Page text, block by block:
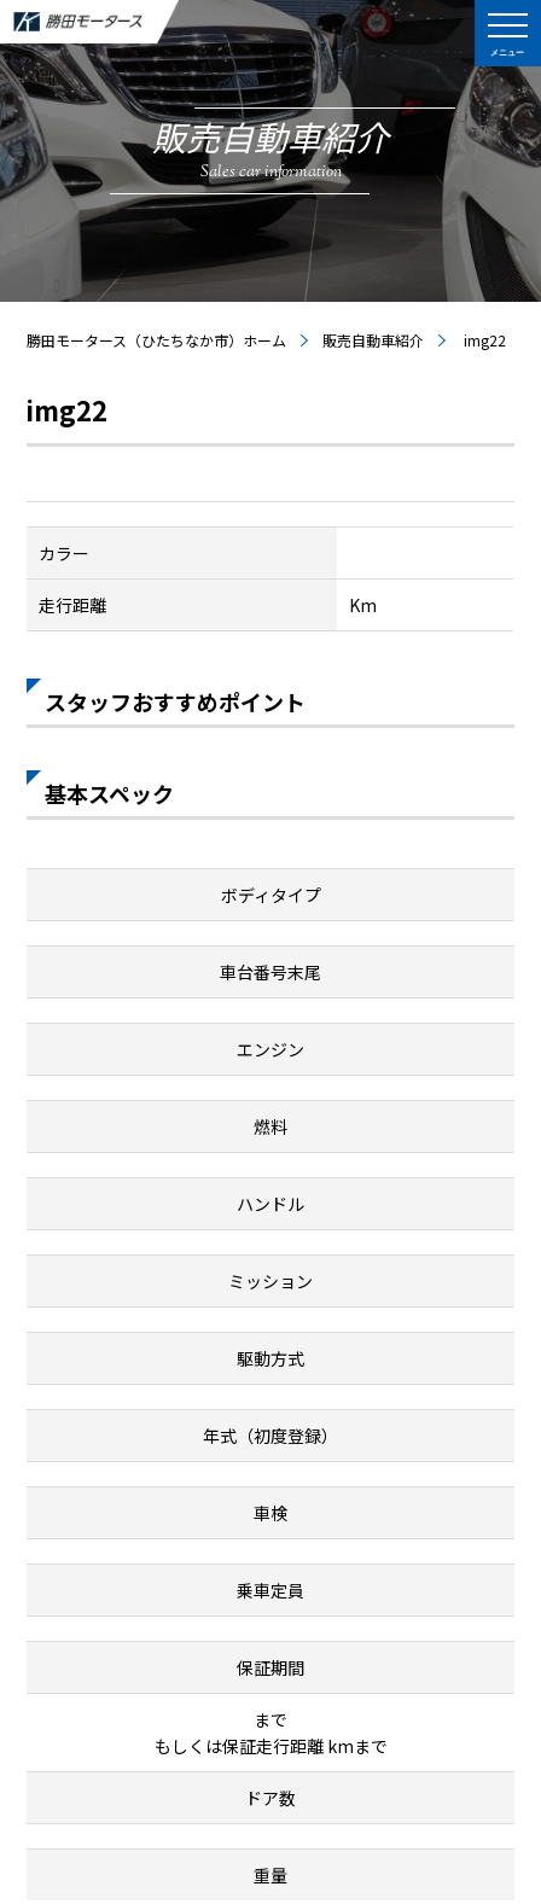
メニュー
販売自動車紹介
Sales car information
勝田モータース（ひたちなか市）ホーム 販売自動車紹介 img22
img22
カラー
走行距離 Km
スタッフおすすめポイント
基本スペック
ボディタイプ
車台番号末尾
エンジン
燃料
ハンドル
ミッション
駆動方式
年式（初度登録）
車検
乗車定員
保証期間
まで
もしくは保証走行距離 kmまで
ドア数
重量